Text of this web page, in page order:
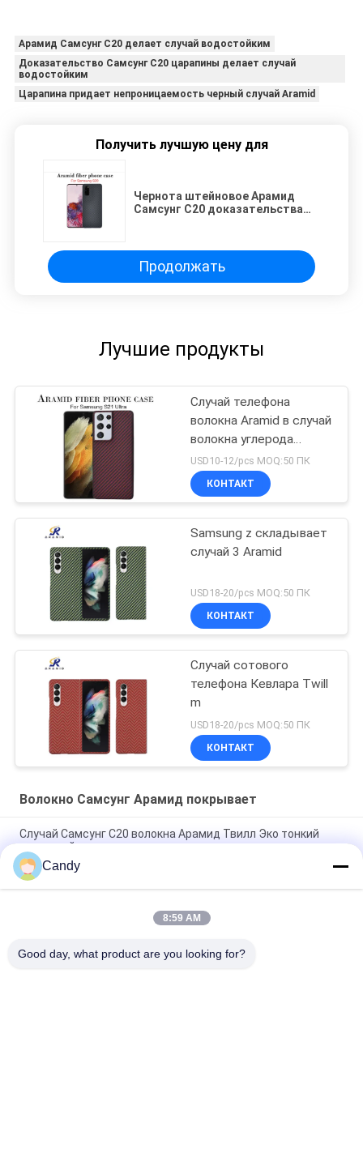
Арамид Самсунг С20 делает случай водостойким
Доказательство Самсунг С20 царапины делает случай
водостойким
Царапина придает непроницаемость черный случай Aramid
Получить лучшую цену для
Чернота штейновое Арамид
Самсунг С20 доказательства
Продолжать
Лучшие продукты
Случай телефона
волокна Aramid в случай
волокна углерода
Samsung S21 ультра
USD10-12/pcs MOQ:50 ПК
КОНТАКТ
Samsung z складывает
случай 3 Aramid
USD18-20/pcs MOQ:50 ПК
КОНТАКТ
Случай сотового
телефона Кевлара Twill
m
USD18-20/pcs MOQ:50 ПК
КОНТАКТ
Волокно Самсунг Арамид покрывает
Случай Самсунг С20 волокна Арамид Твилл Эко тонкий
защитный
Самсунг волокно Самсунг С20 черное и серое штейновое
Арамид покрывает
Противоударный облегченный случай волокна Арамид для
Candy
8:59 AM
Good day, what product are you looking for?